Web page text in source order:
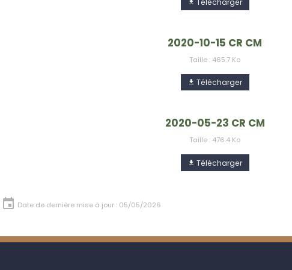
2020-10-15 CR CM
Taille : 465.7 Ko
Télécharger
2020-05-23 CR CM
Taille : 476.4 Ko
Télécharger
Date de dernière mise à jour : 05/05/2026